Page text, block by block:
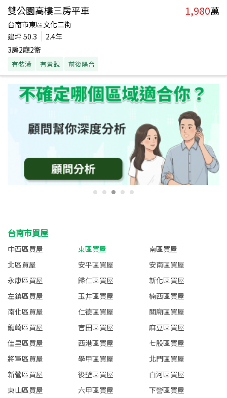
雙公園高樓三房平車 1,980萬
台南市東區文化二街
建坪 50.3
2.4年
3房2廳2衛
有裝潢 有景觀 前後陽台
台南市買屋
中西區買屋 東區買屋
南區買屋
北區買屋
安平區買屋
安南區買屋
永康區買屋
歸仁區買屋
新化區買屋
左鎮區買屋
玉井區買屋
楠西區買屋
南化區買屋
仁德區買屋
關廟區買屋
龍崎區買屋
官田區買屋
麻豆區買屋
佳里區買屋
西港區買屋
七股區買屋
將軍區買屋
學甲區買屋
北門區買屋
新營區買屋
後壁區買屋
白河區買屋
東山區買屋
六甲區買屋
下營區買屋